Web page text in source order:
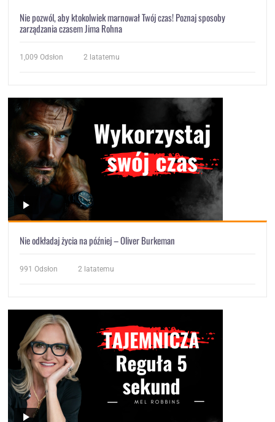
Nie pozwól, aby ktokolwiek marnował Twój czas! Poznaj sposoby
zarządzania czasem Jima Rohna
1,009 Odsłon 2 latatemu
Nie odkładaj życia na później – Oliver Burkeman
991 Odsłon 2 latatemu